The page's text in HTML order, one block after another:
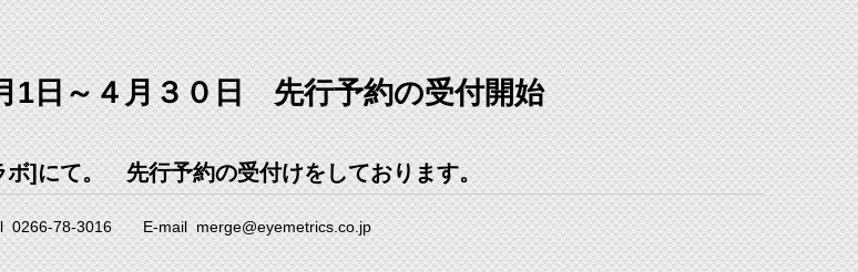
1日～４月３０日 先行予約の受付開始
ボ]にて。 先行予約の受付けをしております。
78-3016 E-mail merge@eyemetrics.co.jp